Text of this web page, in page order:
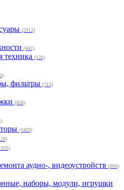
(2912)
(447)
техника (126)
фильтры (713)
(450)
(1803)
аудио-, видеоустройств (960)
наборы, модули, игрушки